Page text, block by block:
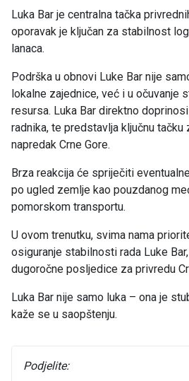
Luka Bar je centralna tačka
oporavak je ključan za stabilnost
lanaca.
Podrška u obnovi Luke Bar nije
lokalne zajednice, već i u očuvanje
resursa. Luka Bar direktno
radnika, te predstavlja ključnu tačku
napredak Crne Gore.
Brza reakcija će spriječiti
po ugled zemlje kao pouzdanog
pomorskom transportu.
U ovom trenutku, svima nama
osiguranje stabilnosti rada Luke
dugoročne posljedice za privredu
Luka Bar nije samo luka – ona je
kaže se u saopštenju.
Podjelite: